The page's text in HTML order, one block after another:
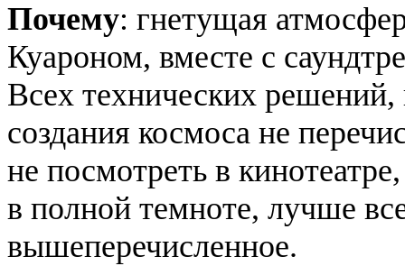
Почему: гнетущая
Куароном, вместе с
Всех технических
создания космоса не
не посмотреть в
в полной темноте, лучше
вышеперечисленное.